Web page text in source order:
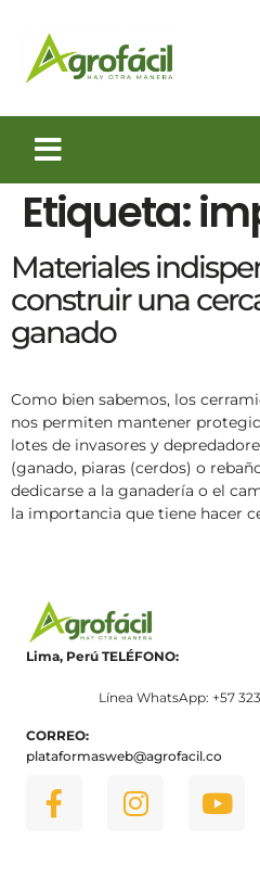
Etiqueta:
Materiales
construir una
ganado
Como bien sabemos, los
nos permiten mantener
lotes de invasores y
(ganado, piaras (cerdos) o
dedicarse a la ganadería o el
la importancia que tiene hacer
Lima, Perú TELÉFONO:
Línea WhatsApp: +57
CORREO:
plataformasweb@agrofacil.co